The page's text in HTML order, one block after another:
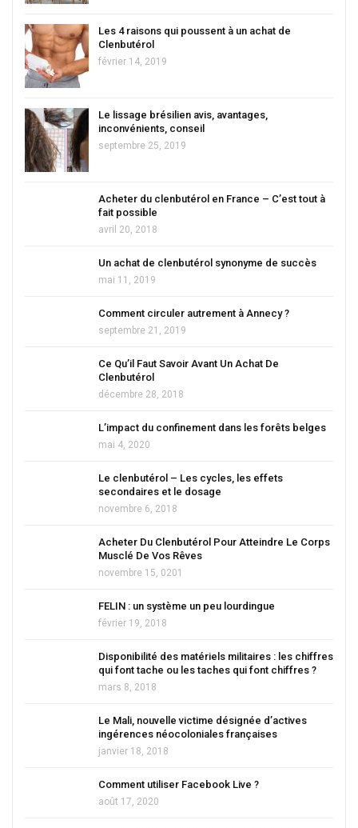
Les 4 raisons qui poussent à un achat de
Clenbutérol
février 14, 2019
Le lissage brésilien avis, avantages,
inconvénients, conseil
septembre 25, 2019
Acheter du clenbutérol en France – C’est tout à
fait possible
avril 20, 2018
Un achat de clenbutérol synonyme de succès
mai 11, 2019
Comment circuler autrement à Annecy ?
septembre 21, 2019
Ce Qu’il Faut Savoir Avant Un Achat De
Clenbutérol
décembre 28, 2018
L’impact du confinement dans les forêts belges
mai 4, 2020
Le clenbutérol – Les cycles, les effets
secondaires et le dosage
novembre 6, 2018
Acheter Du Clenbutérol Pour Atteindre Le Corps
Musclé De Vos Rêves
novembre 15, 0201
FELIN : un système un peu lourdingue
février 19, 2018
Disponibilité des matériels militaires : les chiffres
qui font tache ou les taches qui font chiffres ?
mars 8, 2018
Le Mali, nouvelle victime désignée d’actives
ingérences néocoloniales françaises
janvier 18, 2018
Comment utiliser Facebook Live ?
août 17, 2020